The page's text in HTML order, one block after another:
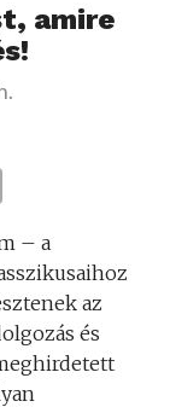
amire
– a
az
és